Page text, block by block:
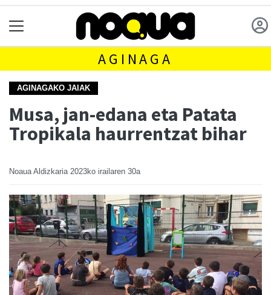
AGINAGA
AGINAGAKO JAIAK
Musa, jan-edana eta Patata
Tropikala haurrentzat bihar
Noaua Aldizkaria 2023ko irailaren 30a